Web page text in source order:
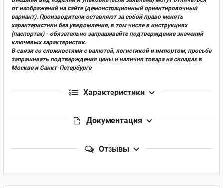
от изображений на сайте (демонстрационный ориентировочный
вариант). Производители оставляют за собой право менять
характеристики без уведомления, в том числе в инструкциях
(паспортах) - обязательно запрашивайте подтверждение значений
ключевых характеристик.
В связи со сложностями с валютой, логистикой и импортом, просьба
запрашивать подтверждения цены и наличия товара на складах в
Москве и Санкт-Петербурге
Характеристики
Документация
Отзывы